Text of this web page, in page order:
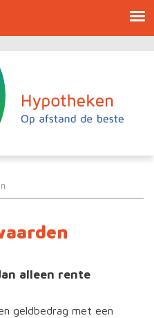
alleen rente
geldbedrag met een